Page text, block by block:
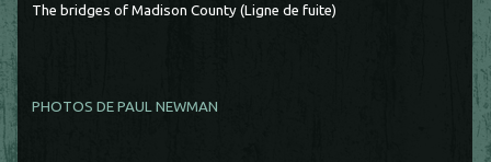
The bridges of Madison County (Ligne de fuite)
PHOTOS DE PAUL NEWMAN